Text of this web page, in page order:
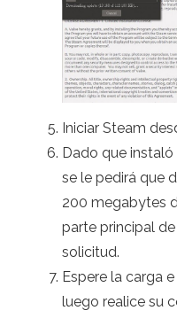
Iniciar Steam
Dado que
se le pedirá que
200 megabytes
parte principal
solicitud.
Espere la carga
luego realice su